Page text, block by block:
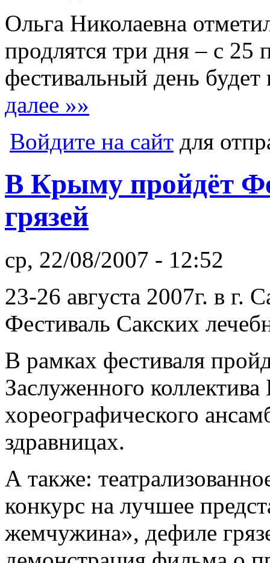
Ольга Николаевна
продлятся три дня – с 25
фестивальный день будет
далее »»
Войдите на сайт для
В Крыму пройдёт
грязей
ср, 22/08/2007 - 12:52
23-26 августа 2007г. в г.
Фестиваль Сакских
В рамках фестиваля
Заслуженного
хореографического
здравницах.
А также:
конкурс на лучшее
жемчужина», дефиле